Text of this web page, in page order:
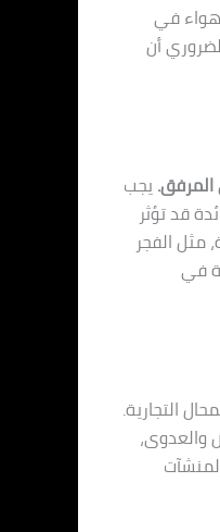
في
أن
المرفق. يجب
قد تؤثر
مثل الفجر
في
التجارية.
والعدوى،